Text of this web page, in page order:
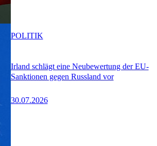
Irland schlägt eine Neubewertung der EU-
Sanktionen gegen Russland vor
30.07.2026
POLITIK